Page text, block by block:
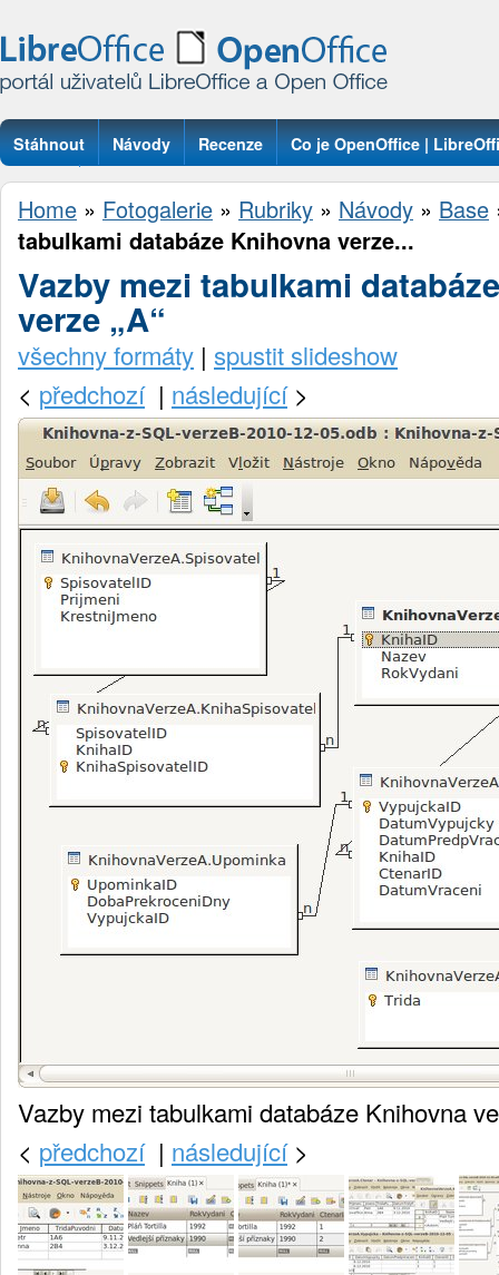
Stáhnout Návody Recenze Co je OpenOffice |
Otázky
Home » Fotogalerie » Rubriky » Návody » Base
tabulkami databáze Knihovna verze...
Vazby mezi tabulkami
verze „A“
všechny formáty | spustit slideshow
< předchozí| následující>
Vazby mezi tabulkami databáze Knihovna
< předchozí| následující>